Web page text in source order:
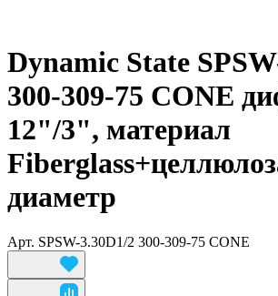
Dynamic State
300-309-75 CONE
12"/3", материал
диаметр
Арт. SPSW-3.30D1/2 300-309-75 CONE